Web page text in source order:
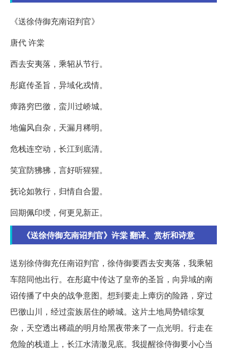
《送徐侍御充南诏判官》
唐代 许棠
西去安夷落，乘轺从节行。
彤庭传圣旨，异域化戎情。
瘴路穷巴徼，蛮川过峤城。
地偏风自杂，天漏月稀明。
危栈连空动，长江到底清。
笑宜防狒狒，言好听猩猩。
抚论如敦行，归情自合盟。
回期佩印绶，何更见新正。
《送徐侍御充南诏判官》许棠 翻译、赏析和诗意
送别徐侍御充任南诏判官，徐侍御要西去安夷落，我乘轺
车陪同他出行。在彤庭中传达了皇帝的圣旨，向异域的南
诏传播了中央的战争意图。想到要走上瘴疠的险路，穿过
巴徼山川，经过蛮族居住的峤城。这片土地局势错综复
杂，天空透出稀疏的明月给黑夜带来了一点光明。行走在
危险的栈道上，长江水清澈见底。我提醒徐侍御要小心当